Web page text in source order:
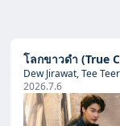
โลกขาวดำ (True
Dew Jirawat, Tee
2026.7.6